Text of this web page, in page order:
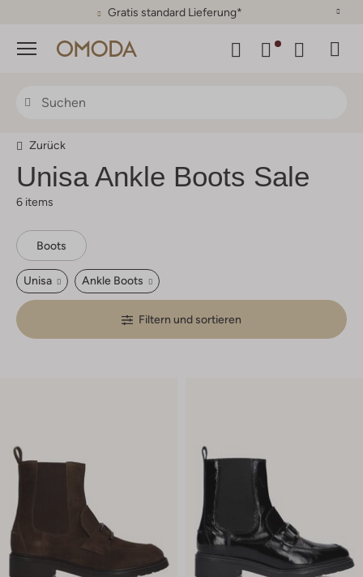
Gratis standard Lieferung*
Menü
Zurück
UnisaAnkle Boots Sale
6 items
Boots
Unisa Ankle Boots
Filtern und sortieren